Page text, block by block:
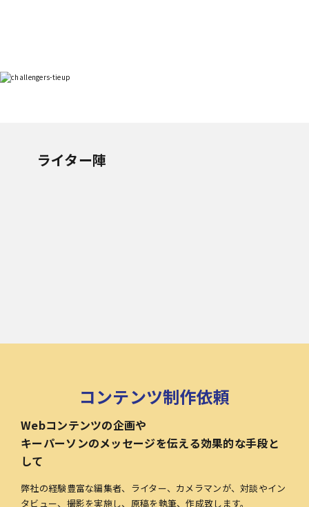
ライター陣
コンテンツ制作依頼
Webコンテンツの企画や
キーパーソンのメッセージを伝える効果的な手段と
して
弊社の経験豊富な編集者、ライター、カメラマンが、対談やイン
タビュー、撮影を実施し、原稿を執筆、作成致します。